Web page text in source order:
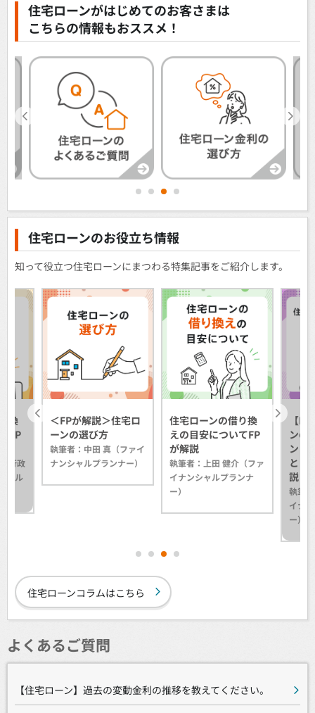
住宅ローンがはじめてのお客さまは
こちらの情報もおススメ！
2 3 4
住宅ローンのお役立ち情報
知って役立つ住宅ローンにまつわる特集記事をご紹介します。
換
FP
行政
ャル
＜FPが解説＞住宅ロ
ーンの選び方
執筆者：中田 真（ファイ
ナンシャルプランナー）
住宅ローンの借り換
えの目安についてFP
が解説
執筆者：上田 健介（ファ
イナンシャルプランナ
ー）
【
ンの
ント
と「
説！
執筆
イナ
ー）
2 3 4
住宅ローンコラムはこちら
よくあるご質問
【住宅ローン】過去の変動金利の推移を教えてください。